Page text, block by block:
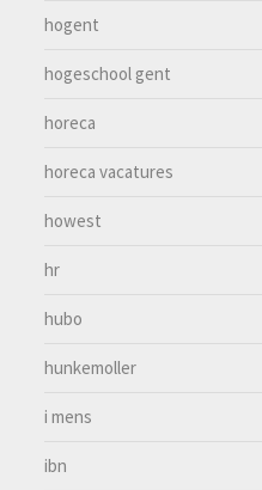
hogent
hogeschool gent
horeca
horeca vacatures
howest
hr
hubo
hunkemoller
i mens
ibn